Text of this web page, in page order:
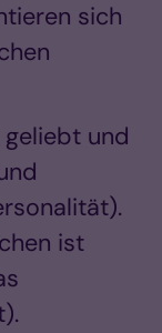
sich
und
ist